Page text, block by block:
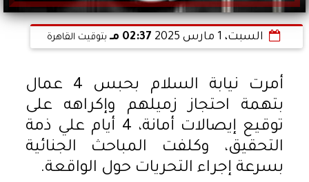
السبت، 1 مارس 2025 02:37 مـ بتوقيت القاهرة
أمرت نيابة السلام بحبس 4 عمال
بتهمة احتجاز زميلهم وإكراهه على
توقيع إيصالات أمانة، 4 أيام علي ذمة
التحقيق، وكلفت المباحث الجنائية
بسرعة إجراء التحريات حول الواقعة.